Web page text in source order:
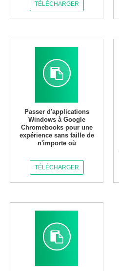
TÉLÉCHARGER
Passer d'applications
Windows à Google
Chromebooks pour une
expérience sans faille de
n'importe où
TÉLÉCHARGER